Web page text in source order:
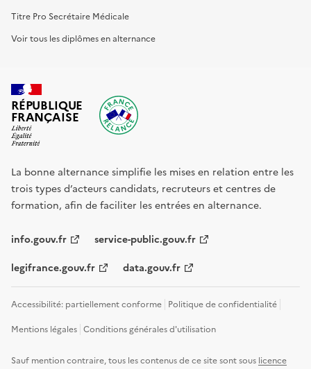
Titre Pro Secrétaire Médicale
Voir tous les diplômes en alternance
RÉPUBLIQUE
FRANÇAISE
La bonne alternance simplifie les mises en relation entre les
trois types d’acteurs candidats, recruteurs et centres de
formation, afin de faciliter les entrées en alternance.
info.gouv.fr service-public.gouv.fr
legifrance.gouv.fr data.gouv.fr
Accessibilité: partiellement conforme Politique de confidentialité
Mentions légales Conditions générales d'utilisation
Sauf mention contraire, tous les contenus de ce site sont sous licence